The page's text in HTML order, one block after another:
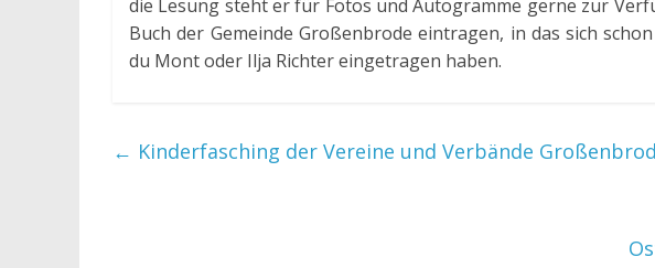
die Lesung steht er für Fotos und Autogramme gerne zur
Buch der Gemeinde Großenbrode eintragen, in das sich
du Mont oder Ilja Richter eingetragen haben.
← Kinderfasching der Vereine und Verbände